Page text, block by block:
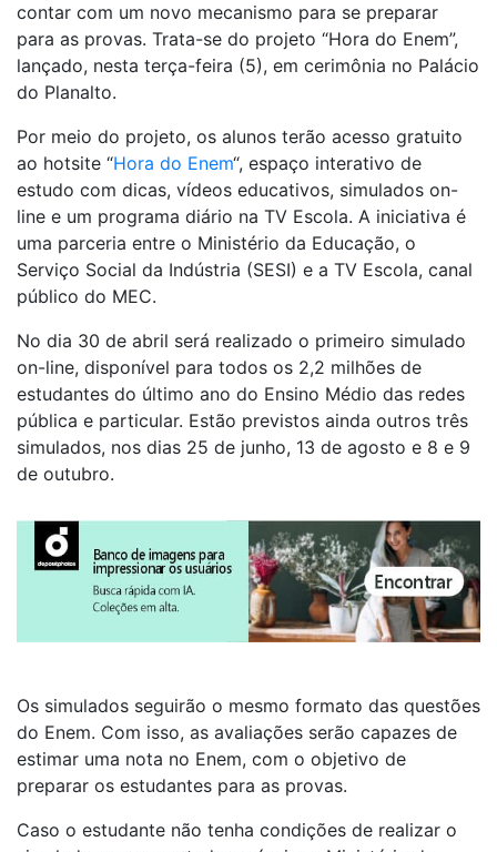
contar com um novo mecanismo para se preparar
para as provas. Trata-se do projeto “Hora do Enem”,
lançado, nesta terça-feira (5), em cerimônia no Palácio
do Planalto.
Por meio do projeto, os alunos terão acesso gratuito
ao hotsite “Hora do Enem“, espaço interativo de
estudo com dicas, vídeos educativos, simulados on-
line e um programa diário na TV Escola. A iniciativa é
uma parceria entre o Ministério da Educação, o
Serviço Social da Indústria (SESI) e a TV Escola, canal
público do MEC.
No dia 30 de abril será realizado o primeiro simulado
on-line, disponível para todos os 2,2 milhões de
estudantes do último ano do Ensino Médio das redes
pública e particular. Estão previstos ainda outros três
simulados, nos dias 25 de junho, 13 de agosto e 8 e 9
de outubro.
Os simulados seguirão o mesmo formato das questões
do Enem. Com isso, as avaliações serão capazes de
estimar uma nota no Enem, com o objetivo de
preparar os estudantes para as provas.
Caso o estudante não tenha condições de realizar o